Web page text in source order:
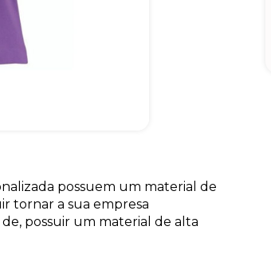
possuem um material de
tornar a sua empresa
possuir um material de alta